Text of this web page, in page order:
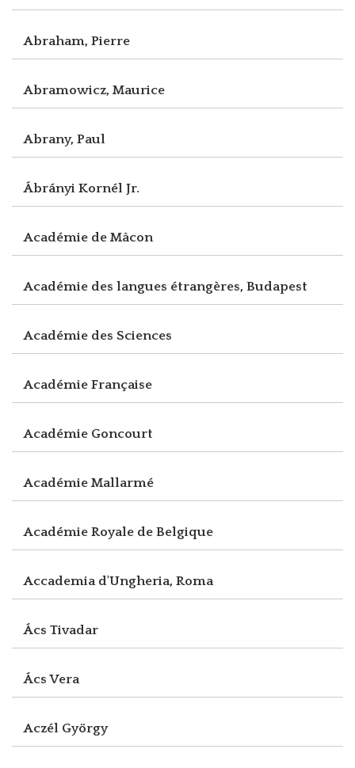
Abraham, Pierre
Abramowicz, Maurice
Abrany, Paul
Ábrányi Kornél Jr.
Académie de Mâcon
Académie des langues étrangères, Budapest
Académie des Sciences
Académie Française
Académie Goncourt
Académie Mallarmé
Académie Royale de Belgique
Accademia d'Ungheria, Roma
Ács Tivadar
Ács Vera
Aczél György